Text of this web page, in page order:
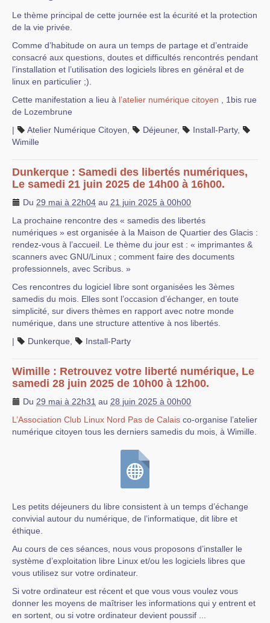
Le thème principal de cette journée est la écurité et la protection
de la vie privée.
Comme d’habitude on aura un temps de partage et d’entraide
consacré aux questions, doutes et difficultés rencontrés pendant
l’installation et l’utilisation des logiciels libres en général et de
linux en particulier ;).
Cette manifestation a lieu à l’atelier numérique citoyen , 1bis rue
de Lozembrune
|
Atelier Numérique Citoyen Déjeuner, Install-Party,
Wimille
Dunkerque : Samedi des libertés numériques,
Le samedi 21 juin 2025 de 14h00 à 16h00.
Du 29 mai à 22h04 au 21 juin 2025 à 00h00
La prochaine rencontre des « samedis des libertés
numériques » est organisée à la Maison de Quartier des Glacis :
rendez-vous à l’accueil. Le thème du jour est : « imprimantes &
scanners avec GNU/Linux ; comment faire des documents
professionnels, avec Scribus. »
Ces rencontres du logiciel libre sont organisées les 3èmes
samedis du mois. Elles sont l’occasion d’échanger, en toute
simplicité, sur divers thèmes en rapport avec notre monde
numérique, dans une structure attentive à nos libertés.
|
Dunkerque Install-Party
Wimille : Retrouvez votre liberté numérique, Le
samedi 28 juin 2025 de 10h00 à 12h00.
Du 29 mai à 22h31 au 28 juin 2025 à 00h00
L’Association Club Linux Nord Pas de Calais co-organise l’atelier
numérique citoyen tous les derniers samedis du mois, à Wimille.
Les petits déjeuners du libre consistent à un temps d’échange
convivial autour du numérique, de l’informatique, dit libre et
éthique.
Au cours de ces séances, nous vous proposons d’installer le
système d’exploitation libre Linux et/ou les logiciels libres que
vous utilisez sur votre ordinateur.
Si votre ordinateur est récent et que vous vous voulez vous
donner les moyens de maîtriser les informations qui y entrent et
en sortent, ou si votre ordinateur devient poussif ...